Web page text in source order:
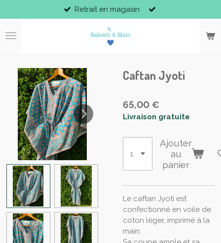
au
contenu
Retrait en magasin
Caftan Jyoti
65,00 €
Livraison gratuite
Ajouter
au
panier
Le caftan Jyoti est
confectionné en voile de
coton léger, imprimé à la
main.